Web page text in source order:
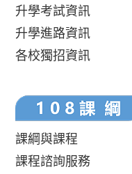
升學考試資訊
升學進路資訊
各校獨招資訊
課綱與課程
課程諮詢服務